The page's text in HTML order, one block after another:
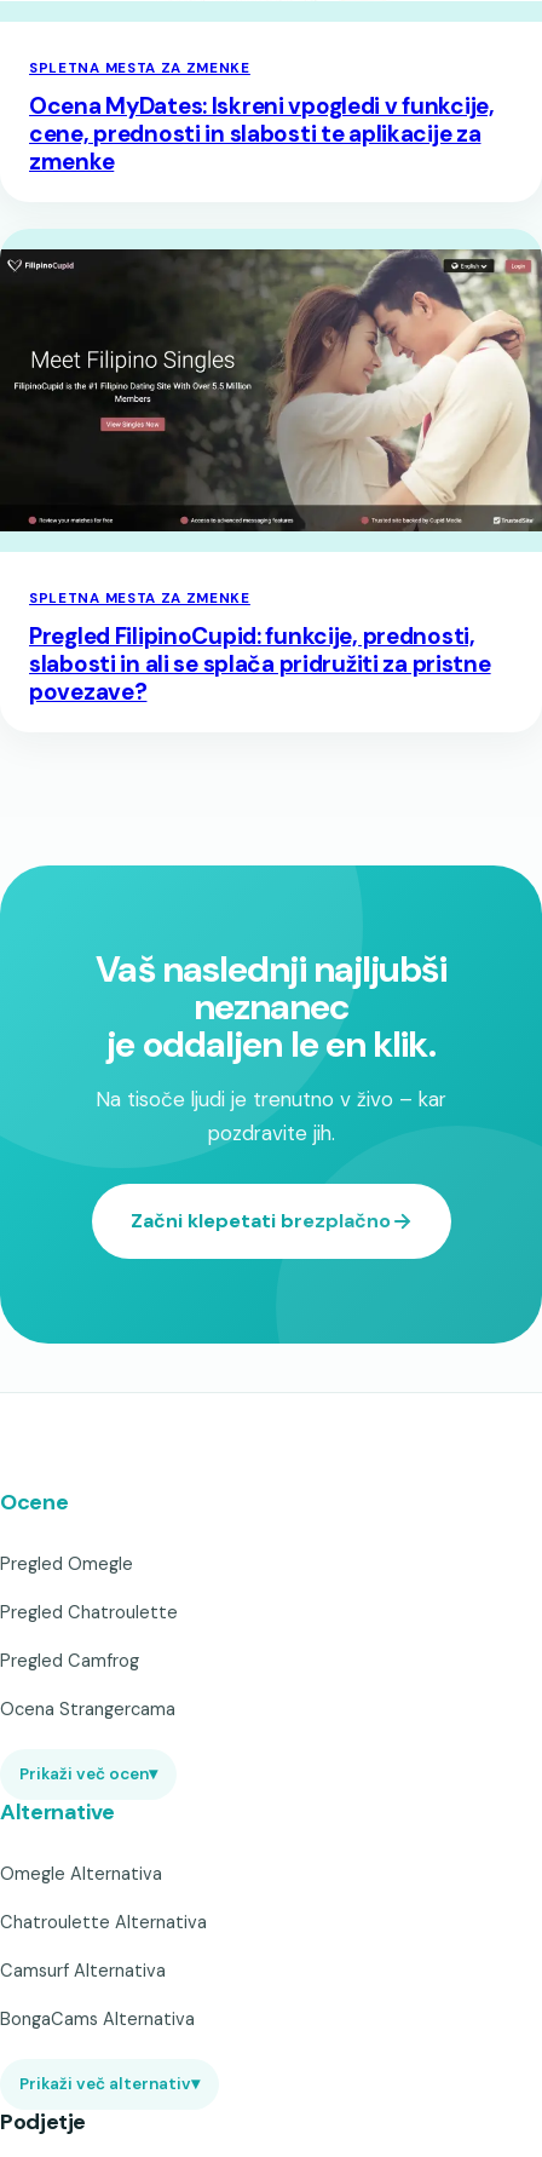
SPLETNA MESTA ZA ZMENKE
Ocena MyDates: Iskreni vpogledi v funkcije,
cene, prednosti in slabosti te aplikacije za
zmenke
SPLETNA MESTA ZA ZMENKE
Pregled FilipinoCupid: funkcije, prednosti,
slabosti in ali se splača pridružiti za pristne
povezave?
Vaš naslednji najljubši
neznanec
je oddaljen le en klik.
Na tisoče ljudi je trenutno v živo – kar
pozdravite jih.
Začni klepetati brezplačno
Ocene
Pregled Omegle
Pregled Chatroulette
Pregled Camfrog
Ocena Strangercama
Prikaži več ocen▾
Alternative
Omegle Alternativa
Chatroulette Alternativa
Camsurf Alternativa
BongaCams Alternativa
Prikaži več alternativ▾
Podjetje